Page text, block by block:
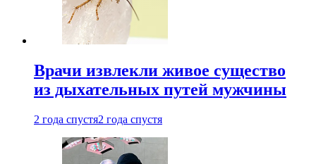
Врачи извлекли живое существо
из дыхательных путей мужчины
2 года спустя2 года спустя